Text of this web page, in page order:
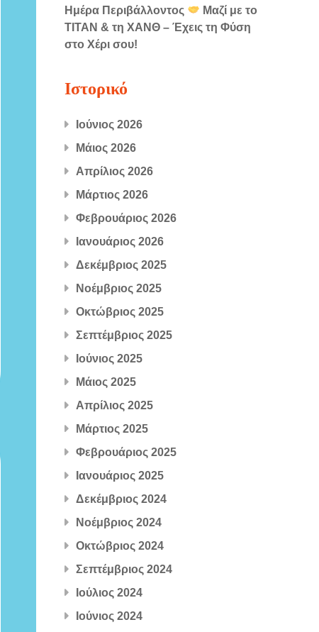
Ημέρα Περιβάλλοντος
Μαζί με το
ΤΙΤΑΝ & τη ΧΑΝΘ – Έχεις τη Φύση
στο Χέρι σου!
Ιστορικό
Ιούνιος 2026
Μάιος 2026
Απρίλιος 2026
Μάρτιος 2026
Φεβρουάριος 2026
Ιανουάριος 2026
Δεκέμβριος 2025
Νοέμβριος 2025
Οκτώβριος 2025
Σεπτέμβριος 2025
Ιούνιος 2025
Μάιος 2025
Απρίλιος 2025
Μάρτιος 2025
Φεβρουάριος 2025
Ιανουάριος 2025
Δεκέμβριος 2024
Νοέμβριος 2024
Οκτώβριος 2024
Σεπτέμβριος 2024
Ιούλιος 2024
Ιούνιος 2024